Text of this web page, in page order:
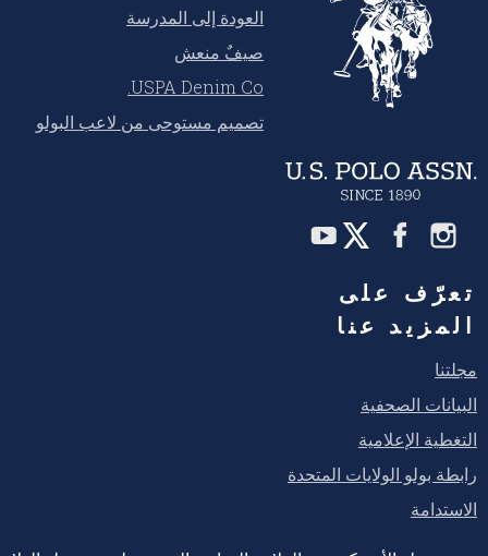
العودة إلى المدرسة
صيفٌ منعش
USPA Denim Co.
تصميم مستوحى من لاعب البولو
تعرّف على
المزيد عنا
مجلتنا
البيانات الصحفية
التغطية الإعلامية
رابطة بولو الولايات المتحدة
الاستدامة